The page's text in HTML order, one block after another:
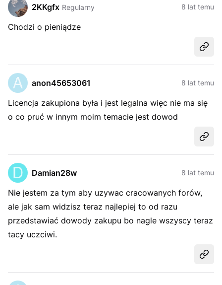
2KKgfx Regularny 8 lat temu
Chodzi o pieniądze
anon45653061 8 lat temu
Licencja zakupiona była i jest legalna więc nie ma się
o co pruć w innym moim temacie jest dowod
Damian28w 8 lat temu
Nie jestem za tym aby uzywac cracowanych forów,
ale jak sam widzisz teraz najlepiej to od razu
przedstawiać dowody zakupu bo nagle wszyscy teraz
tacy uczciwi.